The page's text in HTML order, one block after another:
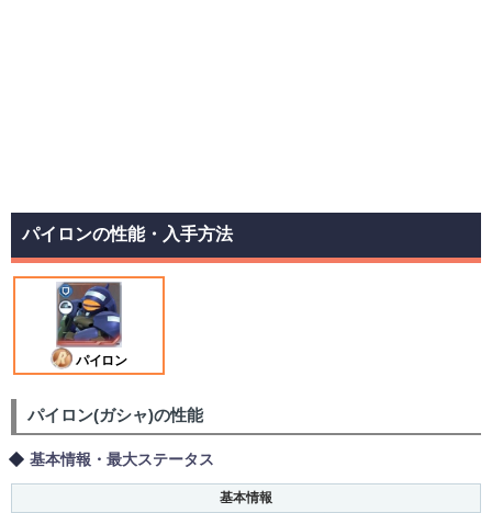
パイロンの性能・入手方法
パイロン
パイロン(ガシャ)の性能
基本情報・最大ステータス
基本情報